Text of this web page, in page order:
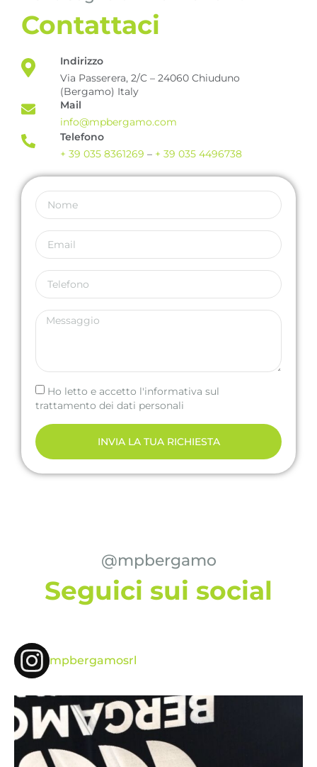
Contattaci
Indirizzo
Via Passerera, 2/C – 24060 Chiuduno
(Bergamo) Italy
Mail
info@mpbergamo.com
Telefono
+ 39 035 8361269 – + 39 035 4496738
Ho letto e accetto l'informativa sul
trattamento dei dati personali
INVIA LA TUA RICHIESTA
@mpbergamo
Seguici sui social
mpbergamosrl